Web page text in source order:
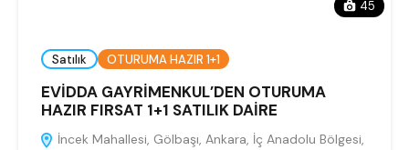
45
Satılık OTURUMA HAZIR 1+1
EVİDDA GAYRİMENKUL’DEN OTURUMA
HAZIR FIRSAT 1+1 SATILIK DAİRE
İncek Mahallesi, Gölbaşı, Ankara, İç Anadolu Bölgesi,